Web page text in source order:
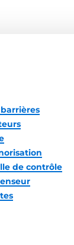
de contrôle